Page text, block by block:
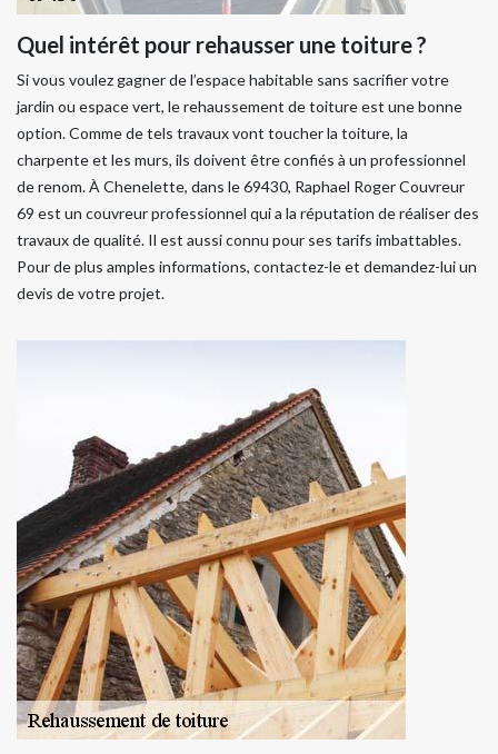
Quel intérêt pour rehausser une toiture ?
Si vous voulez gagner de l’espace habitable sans sacrifier votre
jardin ou espace vert, le rehaussement de toiture est une bonne
option. Comme de tels travaux vont toucher la toiture, la
charpente et les murs, ils doivent être confiés à un professionnel
de renom. À Chenelette, dans le 69430, Raphael Roger Couvreur
69 est un couvreur professionnel qui a la réputation de réaliser des
travaux de qualité. Il est aussi connu pour ses tarifs imbattables.
Pour de plus amples informations, contactez-le et demandez-lui un
devis de votre projet.